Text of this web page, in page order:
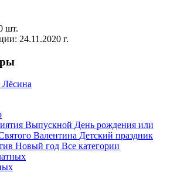
шт.
24.11.2020 г.
Выпускной День рождения или
Валентина Детский праздник
Новый год Все категории